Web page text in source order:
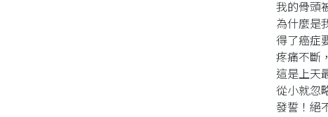
我的骨頭
為什麼是
得了癌症
疼痛不斷
這是上天
從小就忽
發誓！絕